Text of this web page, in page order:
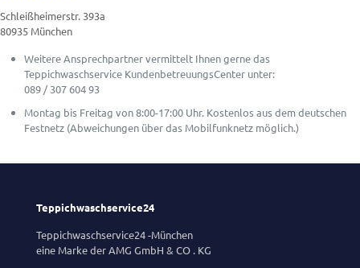
Schleißheimerstr. 393a
80935 München
Weitere Ansprechpartner vermittelt Ihnen gerne das
Teppichwaschservice KundenbetreuungsCenter unter:
089 / 307 604 93
Montag bis Freitag von 8:00-17:00 Uhr. Kostenlos aus dem deutschen
Festnetz (Abweichungen über das Mobilfunknetz möglich.)
Teppichwaschservice24
Teppichwaschservice24 -München
eine Marke der AMG GmbH & CO . KG